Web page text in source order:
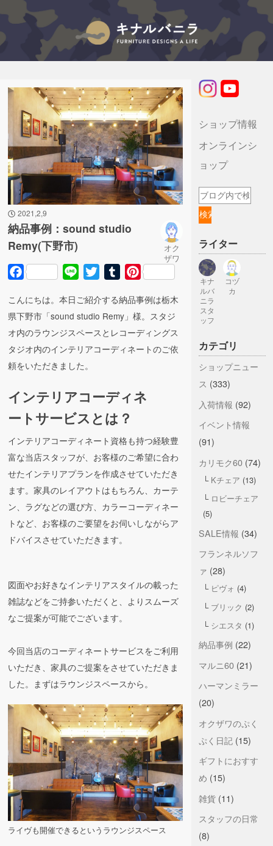
2021,2,9
納品事例：sound studio
Remy(下野市)
オク
ザワ
Facebook Line TwitterTumblrPinterest
こんにちは。本日ご紹介する納品事例は栃木
県下野市「sound studio Remy」様。スタジ
オ内のラウンジスペースとレコーディングス
タジオ内のインテリアコーディネートのご依
頼をいただきました。
インテリアコーディネ
ートサービスとは？
インテリアコーディネート資格も持つ経験豊
富な当店スタッフが、お客様のご希望に合わ
せたインテリアプランを作成させていただき
ます。家具のレイアウトはもちろん、カーテ
ン、ラグなどの選び方、カラーコーディネー
トなど、お客様のご要望をお伺いしながらア
ドバイスさせていただきます。
図面やお好きなインテリアスタイルの載った
雑誌などをご持参いただくと、よりスムーズ
なご提案が可能でございます。
今回当店のコーディネートサービスをご利用
いただき、家具のご提案をさせていただきま
した。まずはラウンジスペースから。
ライヴも開催できるというラウンジスペース
ショップ情報
オンラインシ
ョップ
ライター
キナ
ルバ
ニラ
スタ
ッフ
コヅ
カ
カテゴリ
ショップニュー
ス (333)
入荷情報 (92)
イベント情報
(91)
カリモク60(74)
Kチェア (13)
ロビーチェア
(5)
SALE情報 (34)
フランネルソフ
ァ (28)
ピヴォ (4)
ブリック (2)
シエスタ (1)
納品事例 (22)
マルニ60(21)
ハーマンミラー
(20)
オクザワのぷく
ぷく日記(15)
ギフトにおすす
め (15)
雑貨(11)
スタッフの日常
(8)